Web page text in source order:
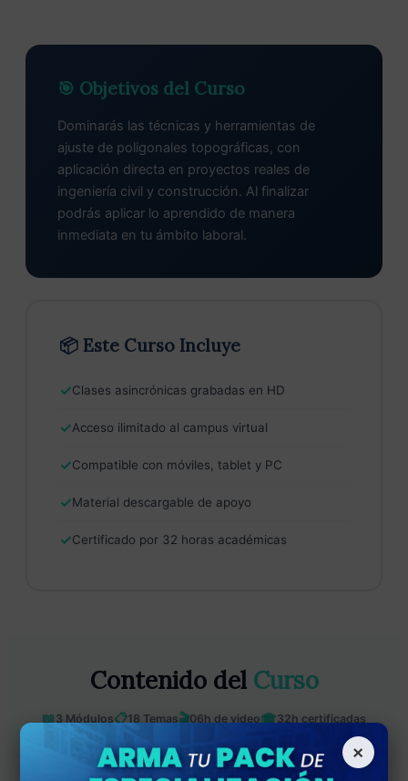
🎯 Objetivos del Curso
Dominarás las técnicas y herramientas de
ajuste de poligonales topográficas, con
aplicación directa en proyectos reales de
ingeniería civil y construcción. Al finalizar
podrás aplicar lo aprendido de manera
inmediata en tu ámbito laboral.
📦 Este Curso Incluye
✓Clases asincrónicas grabadas en HD
✓Acceso ilimitado al campus virtual
✓Compatible con móviles, tablet y PC
✓Material descargable de apoyo
✓Certificado por 32 horas académicas
Contenido del Curso
📖3 Módulos📋18 Temas🎬06h de video🎓32h certificadas
▼ Expandir todos
×